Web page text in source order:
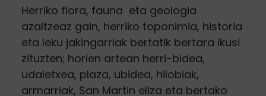
Herriko flora, fauna eta geologia
azaltzeaz gain, herriko toponimia, historia
eta leku jakingarriak bertatik bertara ikusi
zituzten; horien artean herri-bidea,
udaletxea, plaza, ubidea, hilobiak,
armarriak, San Martin eliza eta bertako